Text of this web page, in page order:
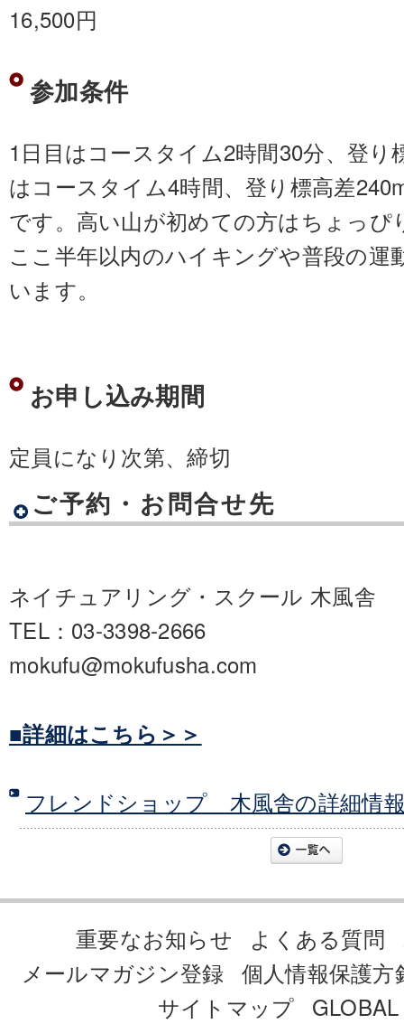
16,500円
参加条件
1日目はコースタイム2時間30分、登り
はコースタイム4時間、登り標高差
です。高い山が初めての方はちょっぴ
ここ半年以内のハイキングや普段の運
います。
お申し込み期間
定員になり次第、締切
ご予約・お問合せ先
ネイチュアリング・スクール 木風舎
TEL：03-3398-2666
mokufu@mokufusha.com
■詳細はこちら＞＞
フレンドショップ 木風舎の詳細情
重要なお知らせ よくある質問
メールマガジン登録 個人情報保護方
サイトマップ